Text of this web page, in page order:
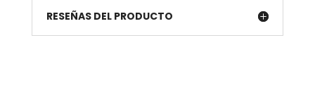
RESEÑAS DEL PRODUCTO